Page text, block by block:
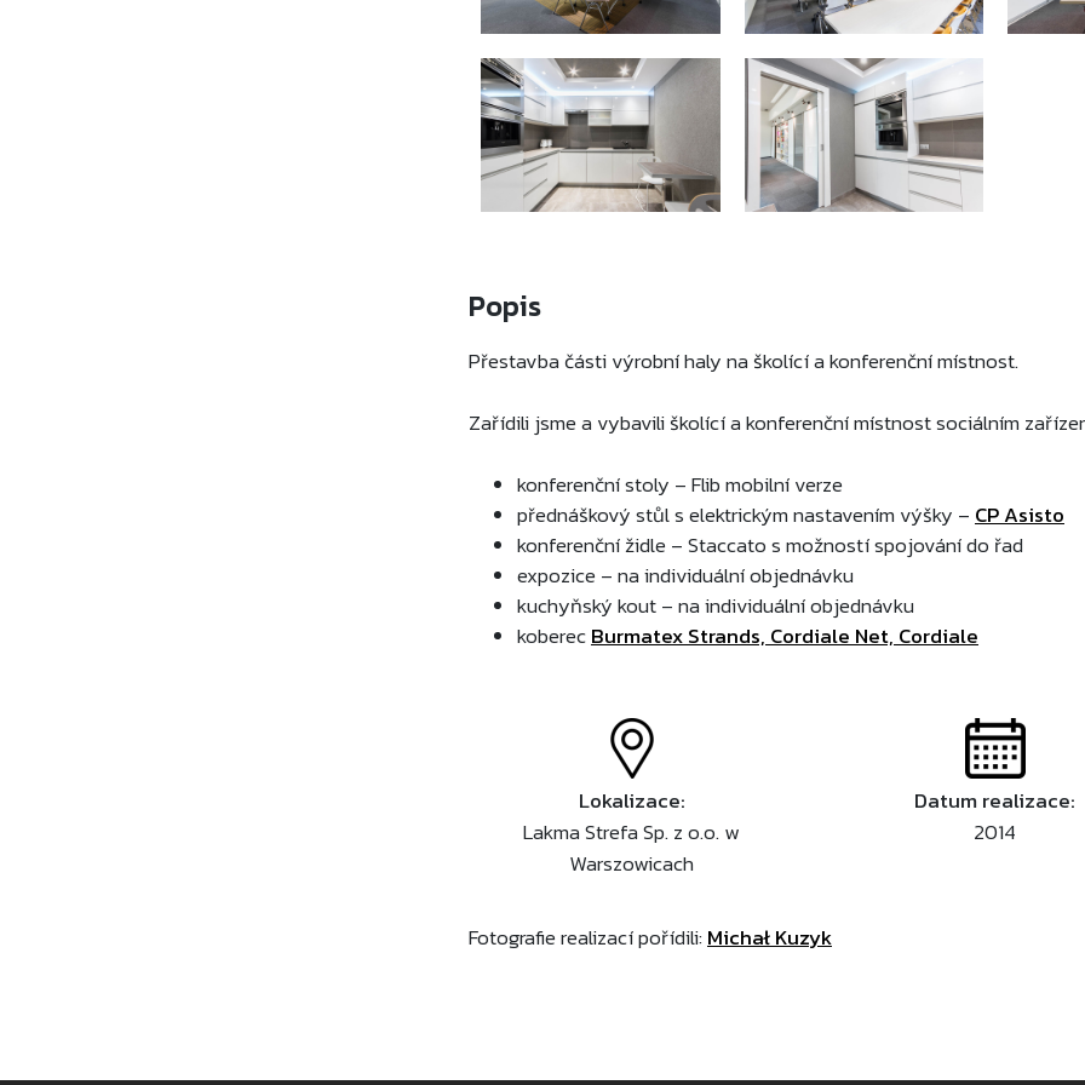
Popis
Přestavba části výrobní haly na školící a konferenční místnost.
Zařídili jsme a vybavili školící a konferenční místnost sociálním
konferenční stoly – Flib mobilní verze
přednáškový stůl s elektrickým nastavením výšky – CP Asisto
konferenční židle – Staccato s možností spojování do řad
expozice – na individuální objednávku
kuchyňský kout – na individuální objednávku
koberecBurmatex Strands, Cordiale Net, Cordiale
Lokalizace:
Lakma Strefa Sp. z o.o. w
Warszowicach
Datum realizace:
2014
Fotografie realizací pořídili:Michał Kuzyk